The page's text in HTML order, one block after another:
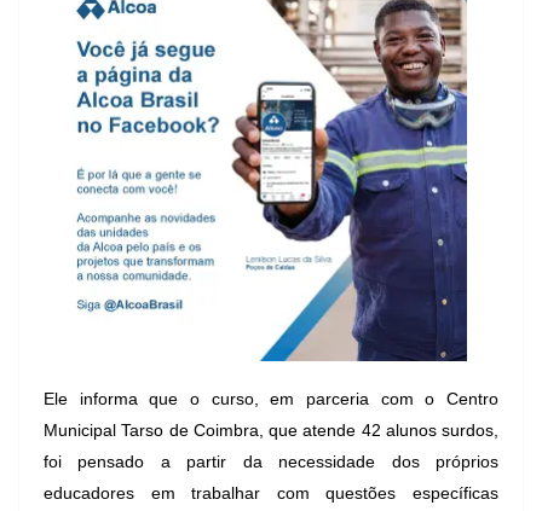
Ele informa que o curso, em parceria com o Centro
Municipal Tarso de Coimbra, que atende 42 alunos surdos,
foi pensado a partir da necessidade dos próprios
educadores em trabalhar com questões específicas